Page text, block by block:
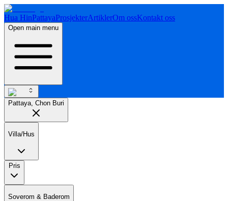
Hua HinPattayaProsjekterArtiklerOm ossKontakt oss
Open main menu
Pattaya, Chon Buri
Villa/Hus
Pris
Soverom & Baderom